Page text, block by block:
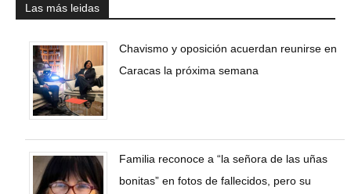
Las más leidas
Chavismo y oposición acuerdan reunirse en
Caracas la próxima semana
Familia reconoce a “la señora de las uñas
bonitas” en fotos de fallecidos, pero su